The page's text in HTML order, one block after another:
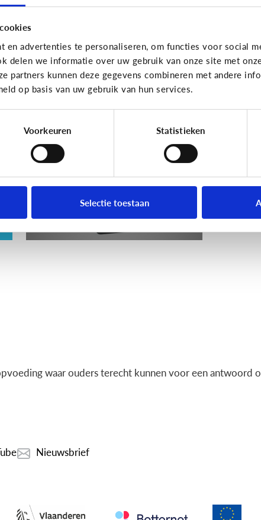
en advertenties te personaliseren, om functies voor social
delen we informatie over uw gebruik van onze site met
partners kunnen deze gegevens combineren met andere
op basis van uw gebruik van hun services.
Voorkeuren Statistieken
Selectie toestaan
Veilig Online
Wat is een veilig
wachtwoord voor mijn
kind?
waar ouders terecht kunnen voor een antwoord
Nieuwsbrief